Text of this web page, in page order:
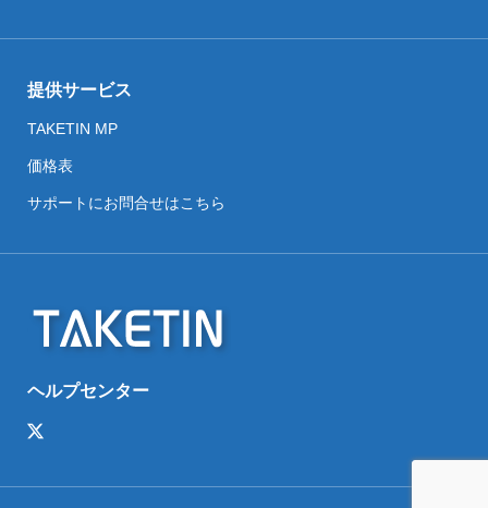
提供サービス
TAKETIN MP
価格表
サポートにお問合せはこちら
ヘルプセンター